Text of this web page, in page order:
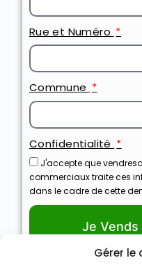
Gérer le
Rue et Numéro
Commune
Confidentialité
J'accepte que
commerciaux traite ces
dans le cadre de cette
Je Vends